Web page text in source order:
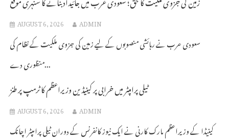
AUGUST 6, 2026 ADMIN
سعودی عرب نے رہائشی منصوبوں کے لیے زمین کی جزوی ملکیت کے نظام کی
منظوری دے...
ٹیلی پرامپٹر میں خرابی پر کینیڈین وزیراعظم کا ٹرمپ پر طنز
AUGUST 6, 2026 ADMIN
کینیڈا کے وزیراعظم مارک کارنی نے ایک نیوز کانفرنس کے دوران ٹیلی پرامپٹر اچانک